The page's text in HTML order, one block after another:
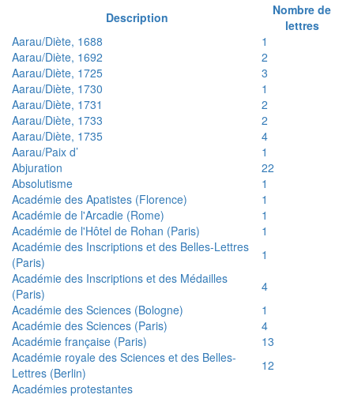
Description
Nombre de
lettres
Aarau/Diète, 1688
1
Aarau/Diète, 1692
2
Aarau/Diète, 1725
3
Aarau/Diète, 1730
1
Aarau/Diète, 1731
2
Aarau/Diète, 1733
2
Aarau/Diète, 1735
4
Aarau/Paix d’
1
Abjuration
22
Absolutisme
1
Académie des Apatistes (Florence)
1
Académie de l'Arcadie (Rome)
1
Académie de l'Hôtel de Rohan (Paris)
1
Académie des Inscriptions et des Belles-Lettres
(Paris)
1
Académie des Inscriptions et des Médailles
(Paris)
4
Académie des Sciences (Bologne)
1
Académie des Sciences (Paris)
4
Académie française (Paris)
13
Académie royale des Sciences et des Belles-
Lettres (Berlin)
12
Académies protestantes